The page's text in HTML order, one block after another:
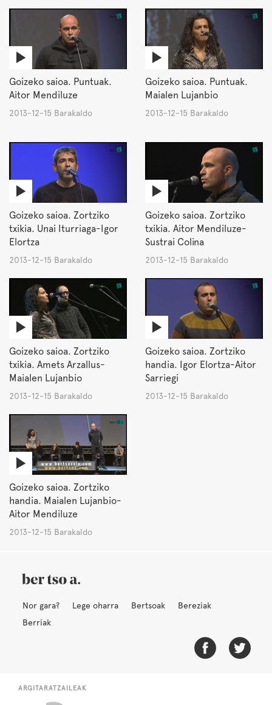
Goizeko saioa. Puntuak.
Aitor Mendiluze
2013-12-15 Barakaldo
Goizeko saioa. Puntuak.
Maialen Lujanbio
2013-12-15 Barakaldo
Goizeko saioa. Zortziko
txikia. Unai Iturriaga-Igor
Elortza
2013-12-15 Barakaldo
Goizeko saioa. Zortziko
txikia. Aitor Mendiluze-
Sustrai Colina
2013-12-15 Barakaldo
Goizeko saioa. Zortziko
txikia. Amets Arzallus-
Maialen Lujanbio
2013-12-15 Barakaldo
Goizeko saioa. Zortziko
handia. Igor Elortza-Aitor
Sarriegi
2013-12-15 Barakaldo
Goizeko saioa. Zortziko
handia. Maialen Lujanbio-
Aitor Mendiluze
2013-12-15 Barakaldo
Nor gara? Lege oharra Bertsoak
Bereziak
Berriak
ARGITARATZAILEAK